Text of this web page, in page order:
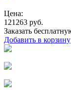
Цена:
121263 руб.
Заказать
Добавить в корзину